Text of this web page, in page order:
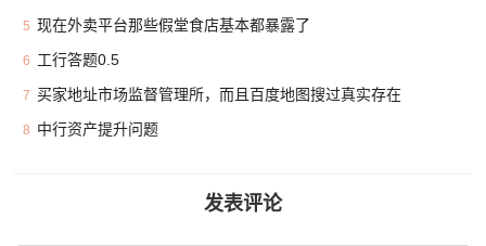
5 现在外卖平台那些假堂食店基本都暴露了
6 工行答题0.5
7 买家地址市场监督管理所，而且百度地图搜过真实存在
8 中行资产提升问题
发表评论